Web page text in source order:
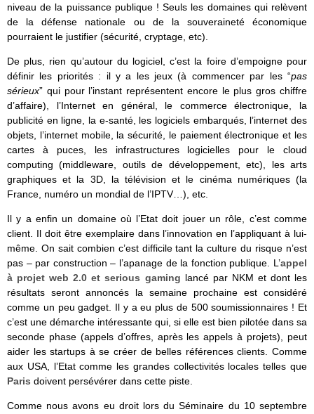
niveau de la puissance publique ! Seuls les domaines qui relèvent
de la défense nationale ou de la souveraineté économique
pourraient le justifier (sécurité, cryptage, etc).
De plus, rien qu’autour du logiciel, c’est la foire d’empoigne pour
définir les priorités : il y a les jeux (à commencer par les “pas
sérieux” qui pour l’instant représentent encore le plus gros chiffre
d’affaire), l’Internet en général, le commerce électronique, la
publicité en ligne, la e-santé, les logiciels embarqués, l’internet des
objets, l’internet mobile, la sécurité, le paiement électronique et les
cartes à puces, les infrastructures logicielles pour le cloud
computing (middleware, outils de développement, etc), les arts
graphiques et la 3D, la télévision et le cinéma numériques (la
France, numéro un mondial de l’IPTV…), etc.
Il y a enfin un domaine où l’Etat doit jouer un rôle, c’est comme
client. Il doit être exemplaire dans l’innovation en l’appliquant à lui-
même. On sait combien c’est difficile tant la culture du risque n’est
pas – par construction – l’apanage de la fonction publique. L’appel
à projet web 2.0 et serious gaming lancé par NKM et dont les
résultats seront annoncés la semaine prochaine est considéré
comme un peu gadget. Il y a eu plus de 500 soumissionnaires ! Et
c’est une démarche intéressante qui, si elle est bien pilotée dans sa
seconde phase (appels d’offres, après les appels à projets), peut
aider les startups à se créer de belles références clients. Comme
aux USA, l’Etat comme les grandes collectivités locales telles que
Paris doivent persévérer dans cette piste.
Comme nous avons eu droit lors du Séminaire du 10 septembre